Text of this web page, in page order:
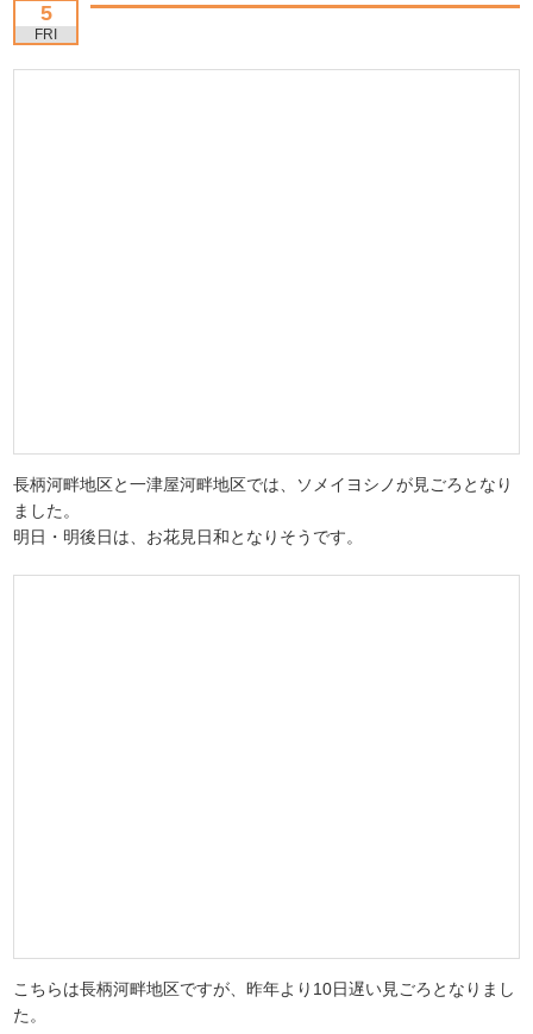
5
FRI
長柄河畔地区と一津屋河畔地区では、ソメイヨシノが見ごろとなり
ました。
明日・明後日は、お花見日和となりそうです。
こちらは長柄河畔地区ですが、昨年より10日遅い見ごろとなりまし
た。